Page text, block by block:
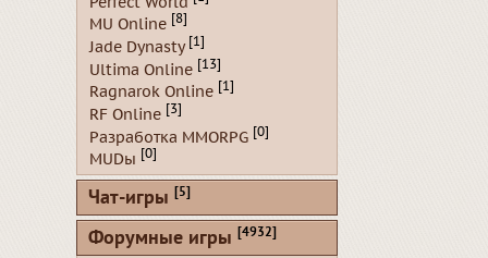
MU Online [8]
Jade Dynasty [1]
Ultima Online [13]
Ragnarok Online [1]
RF Online [3]
Разработка MMORPG [0]
MUDы [0]
Чат-игры [5]
Форумные игры [4932]